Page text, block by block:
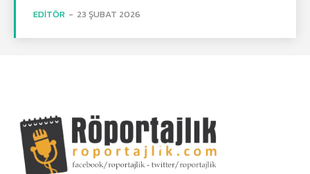
EDITÖR - 23 ŞUBAT 2026